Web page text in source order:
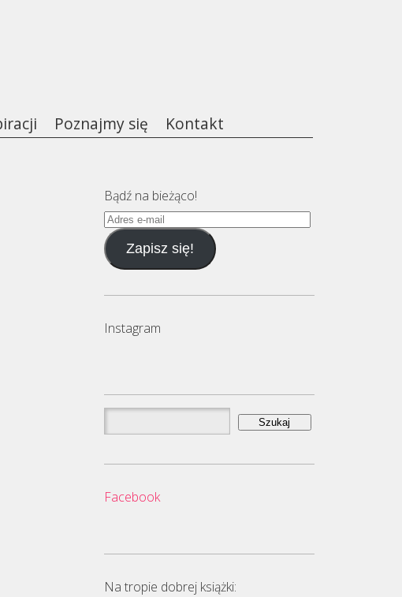
Poznajmy się Kontakt
Bądź na bieżąco!
Adres
e-
mailZapisz się!
Instagram
Szukaj:
Facebook
Na tropie dobrej książki: